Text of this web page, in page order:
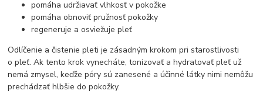
pomáha udržiavať vlhkosť v pokožke
pomáha obnoviť pružnosť pokožky
regeneruje a osviežuje pleť
Odlíčenie a čistenie pleti je zásadným krokom pri starostlivosti
o pleť. Ak tento krok vynecháte, tonizovať a hydratovať pleť už
nemá zmysel, keďže póry sú zanesené a účinné látky nimi nemôžu
prechádzať hlbšie do pokožky.